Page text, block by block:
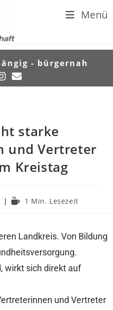
- bürgernah
Menü
starke
und Vertreter
Kreistag
1 Min. Lesezeit
Landkreis. Von Bildung
wirkt sich direkt auf
und Vertreter